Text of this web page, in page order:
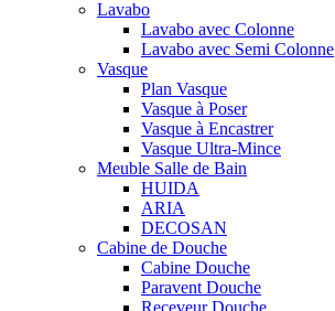
Lavabo
Lavabo avec Colonne
Lavabo avec Semi Colonne
Vasque
Plan Vasque
Vasque à Poser
Vasque à Encastrer
Vasque Ultra-Mince
Meuble Salle de Bain
HUIDA
ARIA
DECOSAN
Cabine de Douche
Cabine Douche
Paravent Douche
Receveur Douche